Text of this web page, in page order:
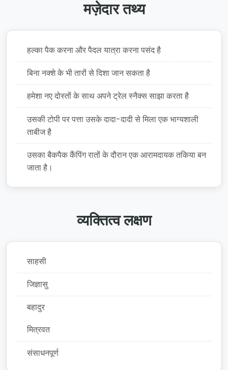
मज़ेदार तथ्य
हल्का पैक करना और पैदल यात्रा करना पसंद है
बिना नक्शे के भी तारों से दिशा जान सकता है
हमेशा नए दोस्तों के साथ अपने ट्रेल स्नैक्स साझा करता है
उसकी टोपी पर पत्ता उसके दादा-दादी से मिला एक भाग्यशाली
ताबीज है
उसका बैकपैक कैंपिंग रातों के दौरान एक आरामदायक तकिया बन
जाता है।
व्यक्तित्व लक्षण
साहसी
जिज्ञासु
बहादुर
मित्रवत
संसाधनपूर्ण